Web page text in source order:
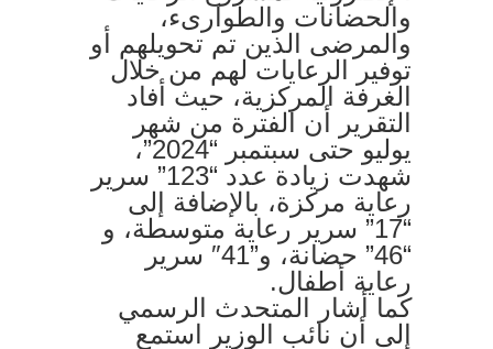
والحضانات والطوارىء،
والمرضى الذين تم تحويلهم أو
توفير الرعايات لهم من خلال
الغرفة المركزية، حيث أفاد
التقرير أن الفترة من شهر
يوليو حتى سبتمبر “2024”،
شهدت زيادة عدد “123” سرير
رعاية مركزة، بالإضافة إلى
“17” سرير رعاية متوسطة، و
“46” حضانة، و”41″ سرير
رعاية أطفال.
كما أشار المتحدث الرسمي
إلى أن نائب الوزير استمع